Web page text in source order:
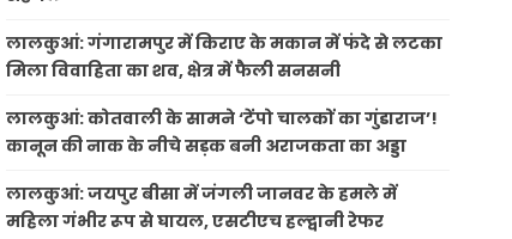
लालकुआं: गंगारामपुर में किराए के मकान में फंदे से लटका
मिला विवाहिता का शव, क्षेत्र में फैली सनसनी
लालकुआं: कोतवाली के सामने ‘टेंपो चालकों का गुंडाराज’!
कानून की नाक के नीचे सड़क बनी अराजकता का अड्डा
लालकुआं: जयपुर बीसा में जंगली जानवर के हमले में
महिला गंभीर रूप से घायल, एसटीएच हल्द्वानी रेफर